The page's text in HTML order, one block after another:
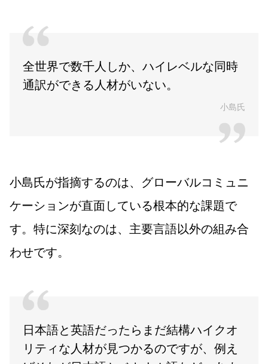
全世界で数千人しか、ハイレベルな同時
通訳ができる人材がいない。
小島氏
小島氏が指摘するのは、グローバルコミュニ
ケーションが直面している根本的な課題で
す。特に深刻なのは、主要言語以外の組み合
わせです。
日本語と英語だったらまだ結構ハイクオ
リティな人材が見つかるのですが、例え